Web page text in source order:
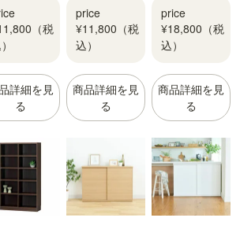
FUL-
（税
詳細を見
る
ニコ FUL-1885DK
price
¥11,800（税
込）
商品詳細を見
る
シェルフ タナリオ
TNL-1587NA
price
¥18,800（税
込）
商品詳細を見
る